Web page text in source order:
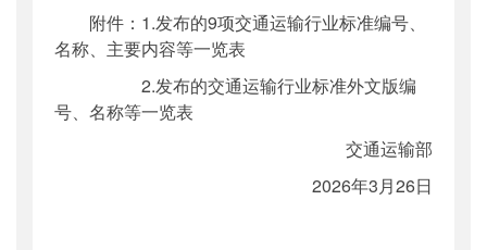
附件：1.发布的9项交通运输行业标准编号、
名称、主要内容等一览表
2.发布的交通运输行业标准外文版编
号、名称等一览表
交通运输部
2026年3月26日